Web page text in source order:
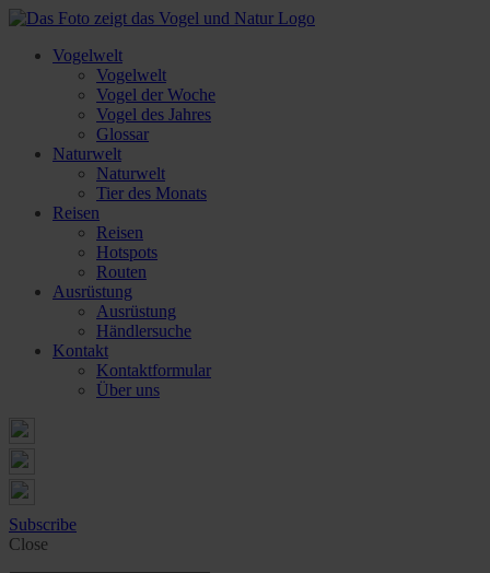
Vogelwelt
Vogelwelt
Vogel der Woche
Vogel des Jahres
Glossar
Naturwelt
Naturwelt
Tier des Monats
Reisen
Reisen
Hotspots
Routen
Ausrüstung
Ausrüstung
Händlersuche
Kontakt
Kontaktformular
Über uns
Subscribe
Close